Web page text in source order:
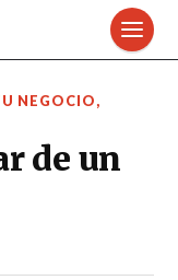
NEGOCIO,
de un